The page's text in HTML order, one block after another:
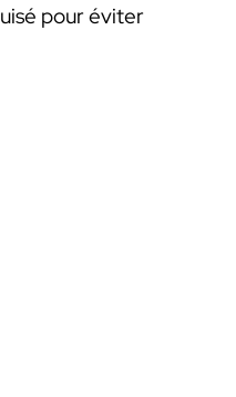
pour éviter